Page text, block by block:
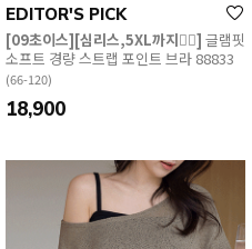
EDITOR'S PICK
[09초이스][심리스,5XL까지👍🏻] 글램핏
소프트 경량 스트랩 포인트 브라 88833
(66-120)
18,900